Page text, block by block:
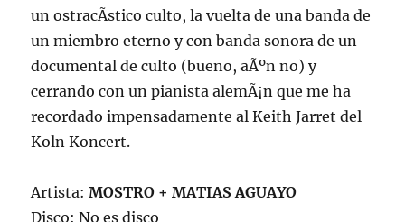
un ostracÃ­stico culto, la vuelta de una banda de
un miembro eterno y con banda sonora de un
documental de culto (bueno, aÃºn no) y
cerrando con un pianista alemÃ¡n que me ha
recordado impensadamente al Keith Jarret del
Koln Koncert.
Artista:MOSTRO + MATIAS AGUAYO
Disco: No es disco